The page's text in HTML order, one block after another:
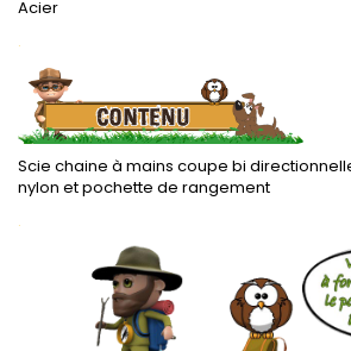
Acier
.
Scie chaine à mains coupe bi
nylon et pochette de rangement
.